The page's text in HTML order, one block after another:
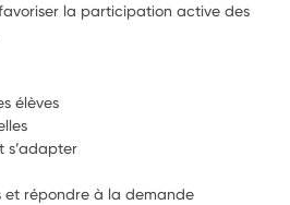
la participation active des
élèves
s’adapter
et répondre à la demande